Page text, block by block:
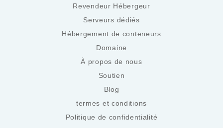
Revendeur Hébergeur
Serveurs dédiés
Hébergement de conteneurs
Domaine
À propos de nous
Soutien
Blog
termes et conditions
Politique de confidentialité